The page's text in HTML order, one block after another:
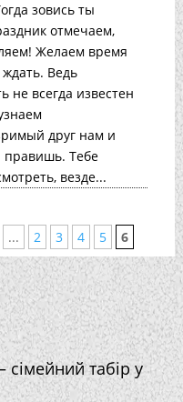
зовись ты
отмечаем,
Желаем время
Ведь
не всегда известен
друг нам и
Тебе
везде...
... 2 3 4 5 6
сімейний табір у